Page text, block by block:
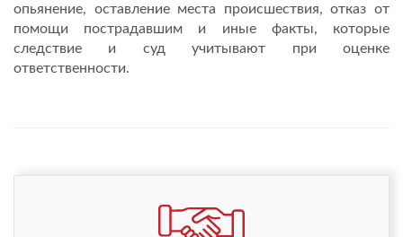
опьянение, оставление места происшествия, отказ от
помощи пострадавшим и иные факты, которые
следствие и суд учитывают при оценке
ответственности.